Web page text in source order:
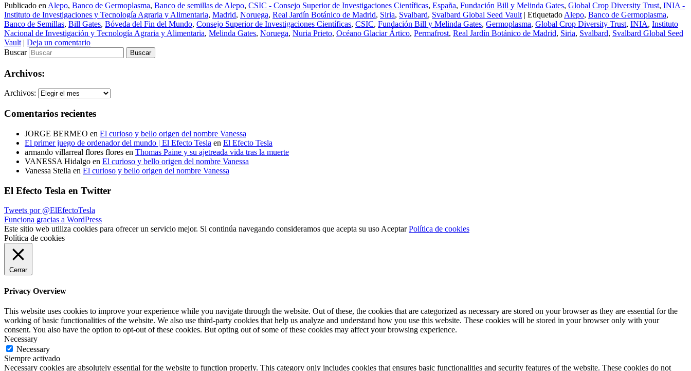
Publicado en Alepo, Banco de Germoplasma, Banco de semillas de Alepo, CSIC - Consejo Superior de Investigaciones Científicas, España, Fundación Bill y Melinda Gates, Global Crop Diversity Trust, INIA -
Instituto de Investigaciones y Tecnología Agraria y Alimentaria, Madrid, Noruega, Real Jardín Botánico de Madrid, Siria, Svalbard, Svalbard Global Seed Vault | Etiquetado Alepo, Banco de Germoplasma,
Banco de Semillas, Bill Gates, Bóveda del Fin del Mundo, Consejo Superior de Investigaciones Científicas, CSIC, Fundación Bill y Melinda Gates, Germoplasma, Global Crop Diversity Trust, INIA, Instituto
Nacional de Investigación y Tecnología Agraria y Alimentaria, Melinda Gates, Noruega, Nuria Prieto, Océano Glaciar Ártico, Permafrost, Real Jardín Botánico de Madrid, Siria, Svalbard, Svalbard Global Seed
Vault | Deja un comentario
Buscar
Archivos:
Archivos:
Comentarios recientes
JORGE BERMEO en El curioso y bello origen del nombre Vanessa
El primer juego de ordenador del mundo | El Efecto Tesla en El Efecto Tesla
armando villarreal flores flores en Thomas Paine y su ajetreada vida tras la muerte
VANESSA Hidalgo en El curioso y bello origen del nombre Vanessa
Vanessa Stella en El curioso y bello origen del nombre Vanessa
El Efecto Tesla en Twitter
Tweets por @ElEfectoTesla
Funciona gracias a WordPress
Este sitio web utiliza cookies para ofrecer un servicio mejor. Si continúa navegando consideramos que acepta su uso Aceptar Política de cookies
Política de cookies
Cerrar
Privacy Overview
This website uses cookies to improve your experience while you navigate through the website. Out of these, the cookies that are categorized as necessary are stored on your browser as they are essential for the
working of basic functionalities of the website. We also use third-party cookies that help us analyze and understand how you use this website. These cookies will be stored in your browser only with your
consent. You also have the option to opt-out of these cookies. But opting out of some of these cookies may affect your browsing experience.
Necessary
Necessary
Siempre activado
Necessary cookies are absolutely essential for the website to function properly. This category only includes cookies that ensures basic functionalities and security features of the website. These cookies do not